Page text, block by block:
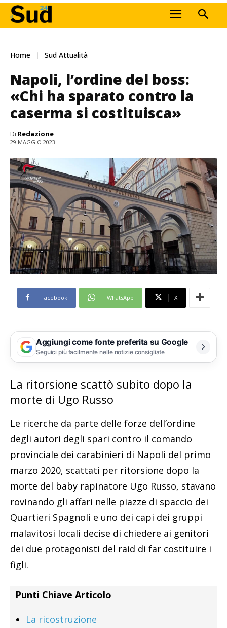
Home Sud Attualità
Napoli, l’ordine del boss:
«Chi ha sparato contro la
caserma si costituisca»
Di Redazione
29 MAGGIO 2023
Facebook WhatsApp X
Aggiungi come fonte preferita su Google
Seguici più facilmente nelle notizie consigliate
La ritorsione scattò subito dopo la
morte di Ugo Russo
Le ricerche da parte delle forze dell’ordine
degli autori degli spari contro il comando
provinciale dei carabinieri di Napoli del primo
marzo 2020, scattati per ritorsione dopo la
morte del baby rapinatore Ugo Russo, stavano
rovinando gli affari nelle piazze di spaccio dei
Quartieri Spagnoli e uno dei capi dei gruppi
malavitosi locali decise di chiedere ai genitori
dei due protagonisti del raid di far costituire i
figli.
Punti Chiave Articolo
La ricostruzione